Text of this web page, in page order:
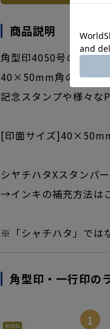
商品説明
角型印4050号の別注
40×50mm角のスタン
記念スタンプや様々な
[印面サイズ
シヤチハタXスタンパ
→インキの補充方法は
※「シャチハタ」では
角型印・一行印の
1